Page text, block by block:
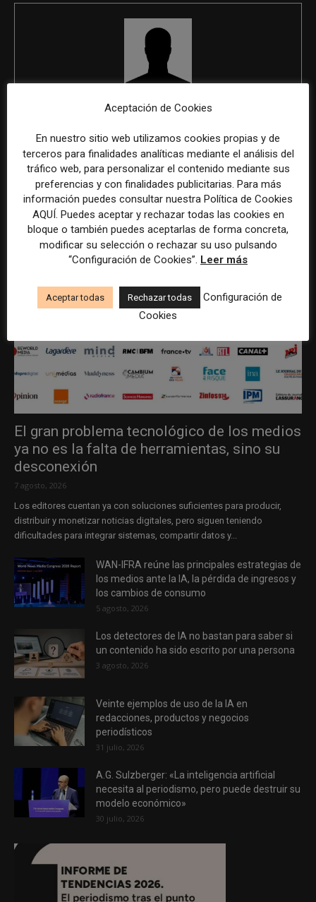
REDACCIÓN
ÚLTIMOS ARTÍCULOS
El gran problema tecnológico de los medios
ya no es la falta de herramientas, sino su
desconexión
7 agosto, 2026
Los editores cuentan ya con soluciones suficientes para producir,
distribuir y monetizar noticias digitales, pero siguen teniendo
dificultades para integrar sistemas, compartir datos y...
WAN-IFRA reúne las principales estrategias de
los medios ante la IA, la pérdida de ingresos y
los cambios de consumo
5 agosto, 2026
Los detectores de IA no bastan para saber si
un contenido ha sido escrito por una persona
3 agosto, 2026
Veinte ejemplos de uso de la IA en
redacciones, productos y negocios
periodísticos
31 julio, 2026
A.G. Sulzberger: «La inteligencia artificial
necesita al periodismo, pero puede destruir su
modelo económico»
30 julio, 2026
Aceptación de Cookies
En nuestro sitio web utilizamos cookies propias y de
terceros para finalidades analíticas mediante el análisis del
tráfico web, para personalizar el contenido mediante sus
preferencias y con finalidades publicitarias. Para más
información puedes consultar nuestra Política de Cookies
AQUÍ. Puedes aceptar y rechazar todas las cookies en
bloque o también puedes aceptarlas de forma concreta,
modificar su selección o rechazar su uso pulsando
“Configuración de Cookies”. Leer más
Aceptar todas Rechazar todas
Configuración de
Cookies